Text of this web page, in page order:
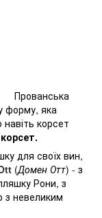
Прованська
форму, яка
корсет
для своїх вин,
(Домен Отт) - з
Рони, з
з невеликим